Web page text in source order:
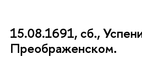
15.08.1691, сб.,
Преображенском.